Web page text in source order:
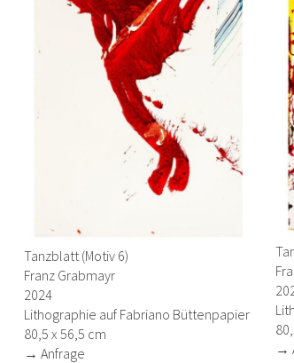
Tanzblatt (Motiv 6)
Franz Grabmayr
2024
Lithographie auf Fabriano Büttenpapier
80,5 x 56,5 cm
→ Anfrage
→